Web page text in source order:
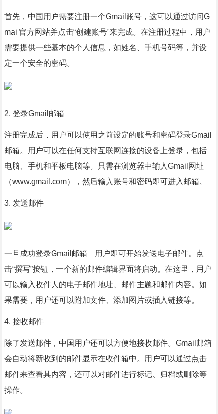
首先，中国用户需要注册一个Gmail账号，这可以通过访问G
mail官方网站并点击“创建账号”来完成。在注册过程中，用户
需要提供一些基本的个人信息，如姓名、手机号码等，并设
定一个安全的密码。
2. 登录Gmail邮箱
注册完成后，用户可以使用之前设定的账号和密码登录Gmail
邮箱。用户可以在任何支持互联网连接的设备上登录，包括
电脑、手机和平板电脑等。只需在浏览器中输入Gmail网址
（www.gmail.com），然后输入账号和密码即可进入邮箱。
3. 发送邮件
一旦成功登录Gmail邮箱，用户即可开始发送电子邮件。点
击“撰写”按钮，一个新的邮件编辑界面将启动。在这里，用户
可以输入收件人的电子邮件地址、邮件主题和邮件内容。如
果需要，用户还可以附加文件、添加图片或插入链接等。
4. 接收邮件
除了发送邮件，中国用户还可以方便地接收邮件。Gmail邮箱
会自动将新收到的邮件显示在收件箱中。用户可以通过点击
邮件来查看其内容，还可以对邮件进行标记、归档或删除等
操作。